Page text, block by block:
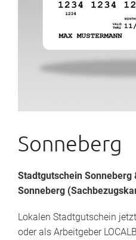
Sonneberg
Stadtgutschein Sonneberg
Sonneberg
Lokalen Stadtgutschein
oder als Arbeitgeber